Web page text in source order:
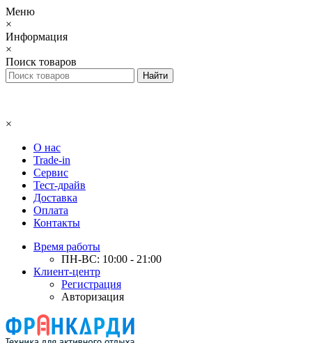
Меню
×
Информация
×
Поиск товаров
×
О нас
Trade-in
Сервис
Тест-драйв
Доставка
Оплата
Контакты
Время работы
ПН-ВС: 10:00 - 21:00
Клиент-центр
Регистрация
Авторизация